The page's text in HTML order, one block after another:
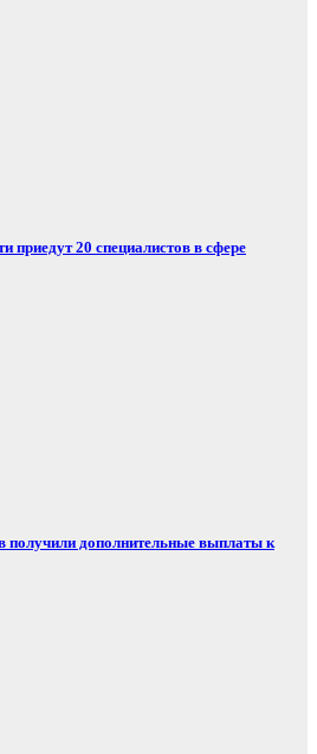
приедут 20 специалистов в сфере
получили дополнительные выплаты к